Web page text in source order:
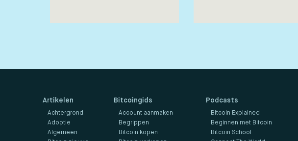
Artikelen
Achtergrond
Adoptie
Algemeen
Bitcoingids
Account aanmaken
Begrippen
Bitcoin kopen
Podcasts
Bitcoin Explained
Beginnen met Bitcoin
Bitcoin School